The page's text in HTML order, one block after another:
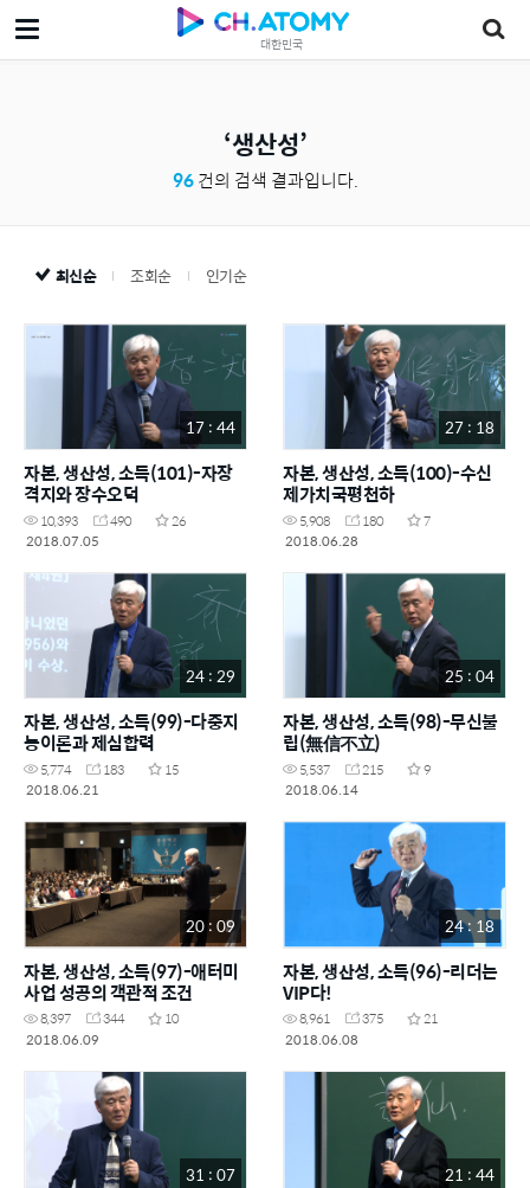
대한민국
생산성
96건의 검색 결과입니다.
최신순 조회순 인기순
17 : 44
자본, 생산성, 소득(101)-자장
격지와 장수오덕
10,393 490
26
2018.07.05
27 : 18
자본, 생산성, 소득(100)-수신
제가치국평천하
5,908 180
7
2018.06.28
24 : 29
자본, 생산성, 소득(99)-다중지
능이론과 제심합력
5,774 183
15
2018.06.21
25 : 04
자본, 생산성, 소득(98)-무신불
립(無信不立)
5,537 215
9
2018.06.14
20 : 09
자본, 생산성, 소득(97)-애터미
사업 성공의 객관적 조건
8,397 344
10
2018.06.09
24 : 18
자본, 생산성, 소득(96)-리더는
VIP다!
8,961 375
21
2018.06.08
31 : 07 21 : 44